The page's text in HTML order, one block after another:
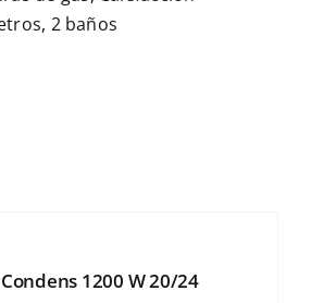
, 2 baños
1200 W 20/24